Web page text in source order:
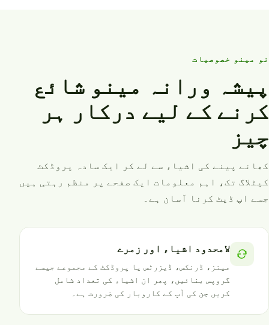
نو مینو خصوصیات
پیشہ ورانہ مینو شائع
کرنے کے لیے درکار ہر
چیز
کھانے پینے کی اشیاء سے لے کر ایک سادہ پروڈکٹ
کیٹلاگ تک، اہم معلومات ایک صفحے پر منظم رہتی ہیں
جسے اپ ڈیٹ کرنا آسان ہے۔
لامحدود اشیاء اور زمرے
مینز، ڈرنکس، ڈیزرٹس یا پروڈکٹ کے مجموعے جیسے
گروپس بنائیں، پھر ان اشیاء کی تعداد شامل
کریں جن کی آپ کے کاروبار کی ضرورت ہے۔